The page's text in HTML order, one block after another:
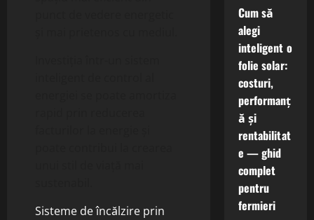
Sisteme de încălzire prin
Cum să
alegi
inteligent o
folie solar:
costuri,
performanț
ă și
rentabilitat
e — ghid
complet
pentru
fermieri